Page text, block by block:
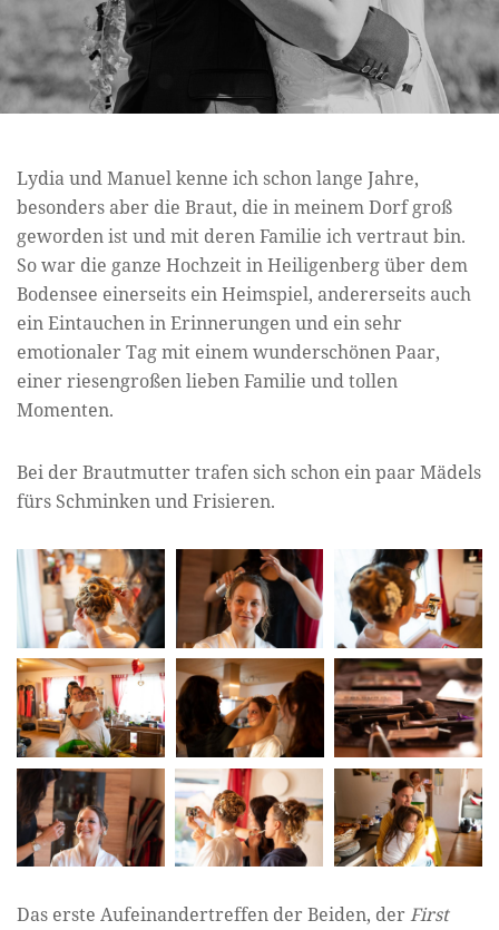
Lydia und Manuel kenne ich schon lange Jahre,
besonders aber die Braut, die in meinem Dorf groß
geworden ist und mit deren Familie ich vertraut bin.
So war die ganze Hochzeit in Heiligenberg über dem
Bodensee einerseits ein Heimspiel, andererseits auch
ein Eintauchen in Erinnerungen und ein sehr
emotionaler Tag mit einem wunderschönen Paar,
einer riesengroßen lieben Familie und tollen
Momenten.
Bei der Brautmutter trafen sich schon ein paar Mädels
fürs Schminken und Frisieren.
Das erste Aufeinandertreffen der Beiden, der First